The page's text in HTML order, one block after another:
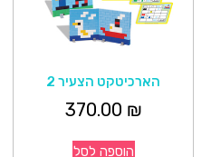
הארכיטקט הצעיר 2
370.00 ₪
הוספה לסל